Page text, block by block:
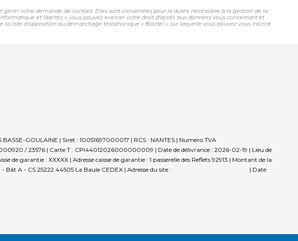
votre demande de contact. Elles sont conservées pour la durée nécessaire à la gestion de la
et libertés », vous pouvez exercer votre droit d'accès aux données vous concernant et
liste d'opposition au démarchage téléphonique « Bloctel », sur laquelle vous pouvez vous inscrire
GOULAINE | Siret : 10051697000017 | RCS : NANTES | Numero TVA
/ 23576 | Carte T : CPI44012026000000009 | Date de délivrance : 2026-02-19 | Lieu de
garantie : XXXXX | Adresse caisse de garantie : 1 passerelle des Reflets 92913 | Montant de la
A - CS 25222 44505 La Baule CEDEX | Adresse du site :
| Date